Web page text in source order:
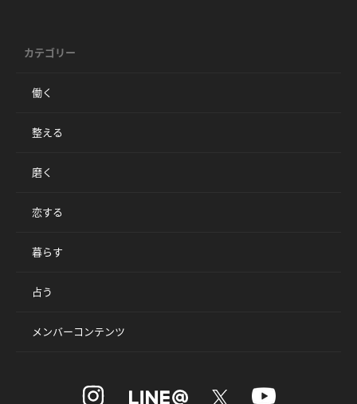
カテゴリー
働く
整える
磨く
恋する
暮らす
占う
メンバーコンテンツ